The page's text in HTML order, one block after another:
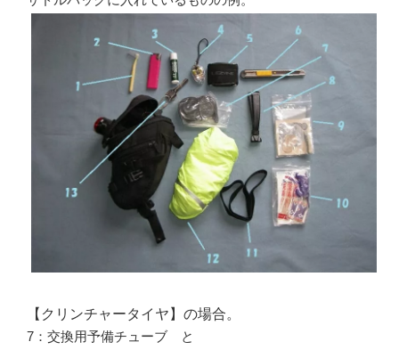
【クリンチャータイヤ】の場合。
7：交換用予備チューブ と